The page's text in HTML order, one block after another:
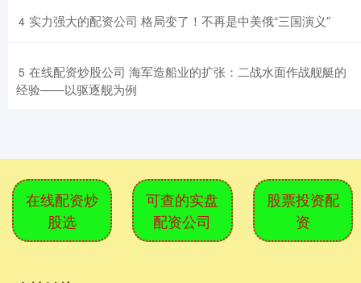
4 ​实力强大的配资公司 格局变了！不再是中美俄“三国演义”
5 ​在线配资炒股公司 海军造船业的扩张：二战水面作战舰艇的
经验——以驱逐舰为例
在线配资炒
股选
可查的实盘
配资公司
股票投资配
资